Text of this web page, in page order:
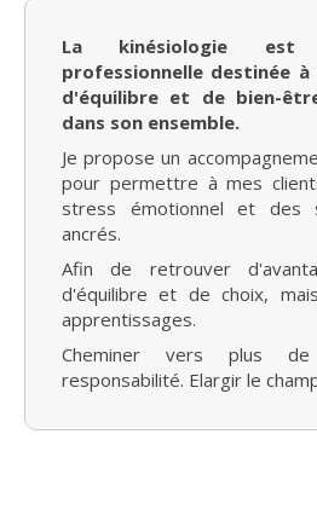
La kinésiologie est
professionnelle destinée
d'équilibre et de bien-
dans son ensemble.
Je propose un
pour permettre à mes
stress émotionnel et des
ancrés.
Afin de retrouver
d'équilibre et de choix,
apprentissages.
Cheminer vers plus
responsabilité. Elargir le